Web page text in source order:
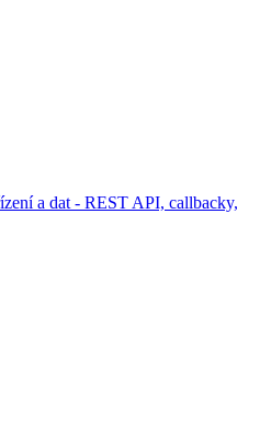
a dat - REST API, callbacky,